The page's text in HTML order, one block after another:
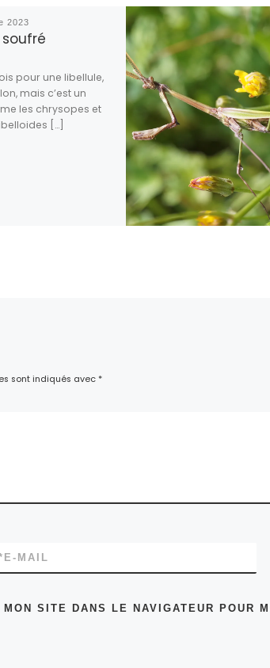
2023
soufré
pour une libellule,
mais c’est un
les chrysopes et
[…]
sont indiqués avec *
E-MAIL
SITE DANS LE NAVIGATEUR POUR